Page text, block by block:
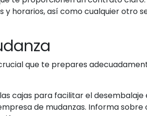
horarios, así como cualquier otro
que te prepares
cajas para facilitar el desembalaje
de mudanzas. Informa